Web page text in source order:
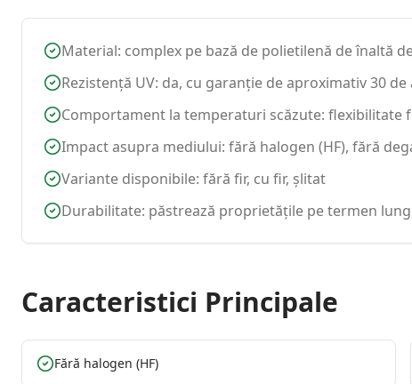
Material: complex pe bază de polietilenă de înaltă
Rezistență UV: da, cu garanție de aproximativ 30 de
Comportament la temperaturi scăzute:
Impact asupra mediului: fără halogen (HF), fără
Variante disponibile: fără fir, cu fir, șlitat
Durabilitate: păstrează proprietățile pe termen
Caracteristici Principale
Fără halogen (HF)